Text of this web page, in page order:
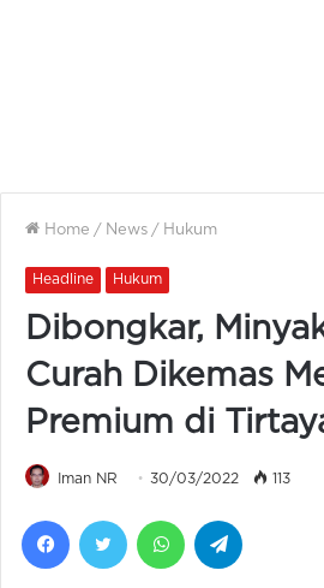
Home / News / Hukum
Headline Hukum
Dibongkar,
Curah Dikemas
Premium di
Iman NR 30/03/2022 113
FacebookTwitter WhatsApp